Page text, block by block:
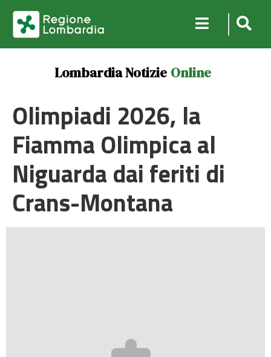
Lombardia Notizie Online
Olimpiadi 2026, la
Fiamma Olimpica al
Niguarda dai feriti di
Crans-Montana